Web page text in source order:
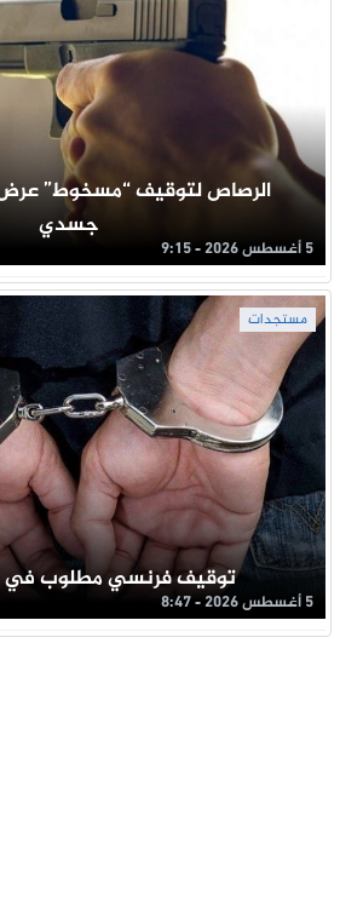
الرصاص لتوقيف “مسخوط” عرض
جسدي
5 أغسطس 2026 - 9:15
مستجدات
توقيف فرنسي مطلوب في
5 أغسطس 2026 - 8:47